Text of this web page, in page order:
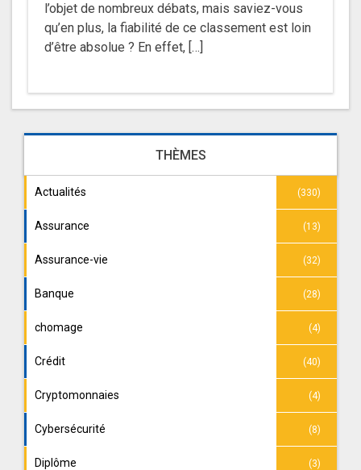
l’objet de nombreux débats, mais saviez-vous
qu’en plus, la fiabilité de ce classement est loin
d’être absolue ? En effet, […]
THÈMES
Actualités (330)
Assurance (13)
Assurance-vie (32)
Banque (28)
chomage (4)
Crédit (40)
Cryptomonnaies (4)
Cybersécurité (8)
Diplôme (3)